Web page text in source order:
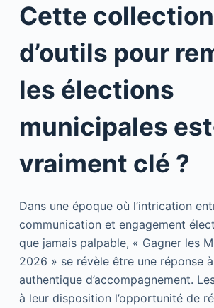
Cette collection
d’outils pour
les élections
municipales
vraiment clé ?
Dans une époque où l’intrication
communication et engagement
que jamais palpable, « Gagner les
2026 » se révèle être une réponse
authentique d’accompagnement.
à leur disposition l’opportunité de